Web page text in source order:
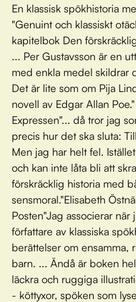
En klassisk spökhistoria
"Genuint och klassiskt
kapitelbok Den
... Per Gustavsson är en
med enkla medel skildrar
Det är lite som om Pija
novell av Edgar Allan
Expressen"... då tror jag
precis hur det ska sluta:
Men jag har helt fel.
och kan inte låta bli att
förskräcklig historia med
sensmoral."Elisabeth
Posten"Jag associerar
författare av klassiska
berättelser om ensamma,
barn. ... Ändå är boken
läckra och ruggiga
- köttyxor, spöken som